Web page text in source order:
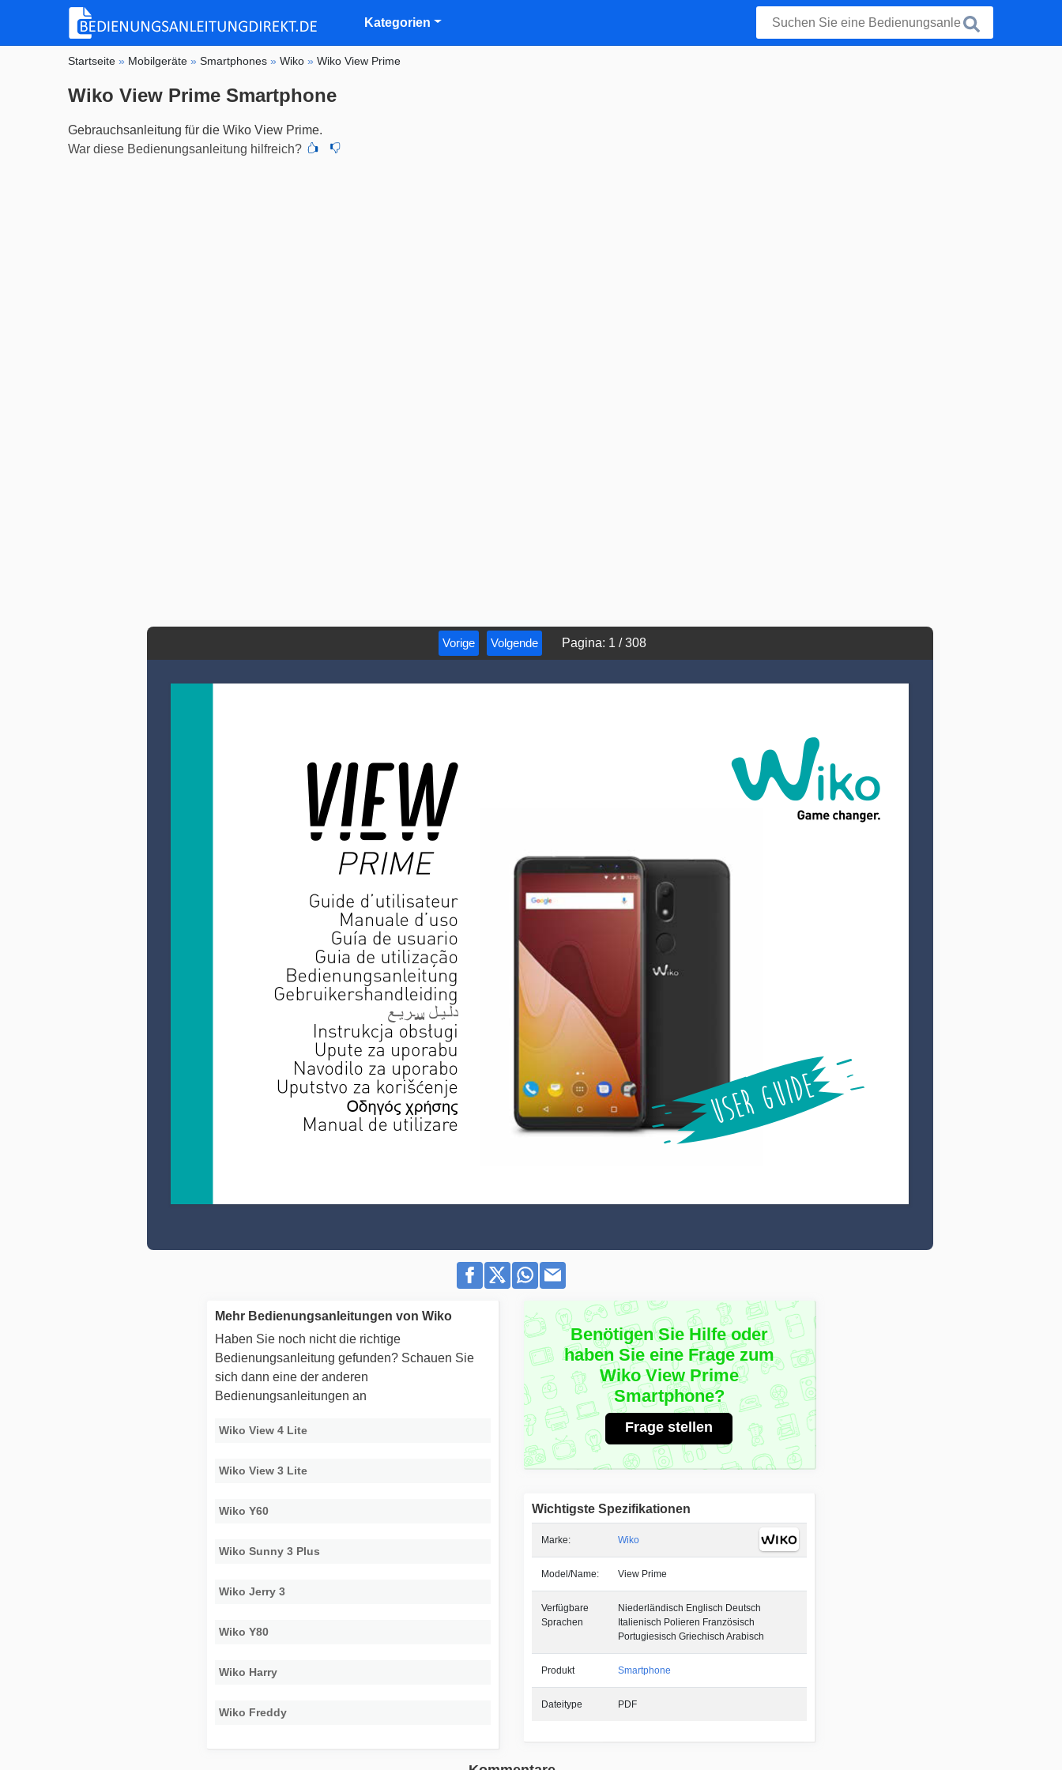
Kategorien
Startseite » Mobilgeräte »Smartphones »Wiko »Wiko View Prime
Wiko View Prime Smartphone
Gebrauchsanleitung für die Wiko View Prime.
War diese Bedienungsanleitung hilfreich?
Vorige Volgende Pagina: 1 /308
Benötigen Sie Hilfe oder
haben Sie eine Frage zum
Wiko View Prime
Smartphone?
Frage stellen
Wichtigste Spezifikationen
Marke: Wiko
Model/Name: View Prime
Verfügbare
Sprachen
Niederländisch Englisch Deutsch
Italienisch Polieren Französisch
Portugiesisch Griechisch Arabisch
Produkt Smartphone
Dateitype PDF
Mehr Bedienungsanleitungen von Wiko
Haben Sie noch nicht die richtige
Bedienungsanleitung gefunden? Schauen Sie
sich dann eine der anderen
Bedienungsanleitungen an
Wiko View 4 Lite
Wiko View 3 Lite
Wiko Y60
Wiko Sunny 3 Plus
Wiko Jerry 3
Wiko Y80
Wiko Harry
Wiko Freddy